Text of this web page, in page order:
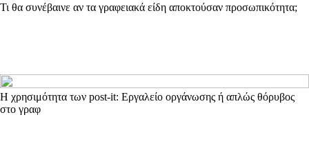
Τι θα συνέβαινε αν τα γραφειακά είδη αποκτούσαν προσωπικότητα;
Η χρησιμότητα των post-it: Εργαλείο οργάνωσης ή απλώς θόρυβος
στο γραφ